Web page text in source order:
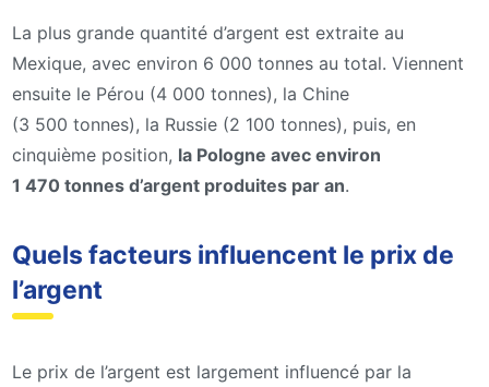
La plus grande quantité d’argent est extraite au
Mexique, avec environ 6 000 tonnes au total. Viennent
ensuite le Pérou (4 000 tonnes), la Chine
(3 500 tonnes), la Russie (2 100 tonnes), puis, en
cinquième position, la Pologne avec environ
1 470 tonnes d’argent produites par an.
Quels facteurs influencent le prix de
l’argent
Le prix de l’argent est largement influencé par la